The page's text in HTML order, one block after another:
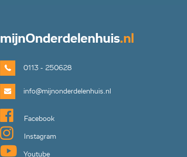
mijnOnderdelenhuis.nl
0113 - 250628
info@mijnonderdelenhuis.nl
Facebook
Instagram
Youtube